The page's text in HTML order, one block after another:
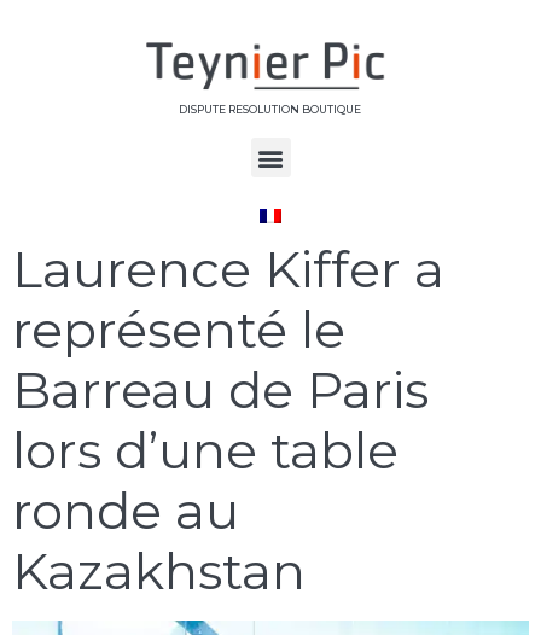
DISPUTE RESOLUTION BOUTIQUE
24 mai 2017
Laurence Kiffer a
représenté le
Barreau de Paris
lors d’une table
ronde au
Kazakhstan